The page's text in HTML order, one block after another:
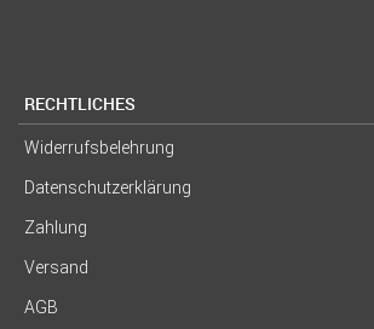
RECHTLICHES
Widerrufsbelehrung
Datenschutzerklärung
Zahlung
Versand
AGB